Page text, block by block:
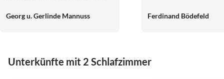
wichtigsten Wegbeschreibungen
Und wir werden all unseren
Georg u. Gerlinde Mannuss
geschmackvoll
ein! Von der Terrasse im
Ferdinand Bödefeld
Unterkünfte mit 2 Schlafzimmer